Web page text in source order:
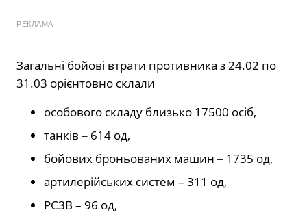
РЕКЛАМА
Загальні бойові втрати противника з 24.02 по
31.03 орієнтовно склали
особового складу близько 17500 осіб,
танків ‒ 614 од,
бойових броньованих машин ‒ 1735 од,
артилерійських систем – 311 од,
РСЗВ – 96 од,